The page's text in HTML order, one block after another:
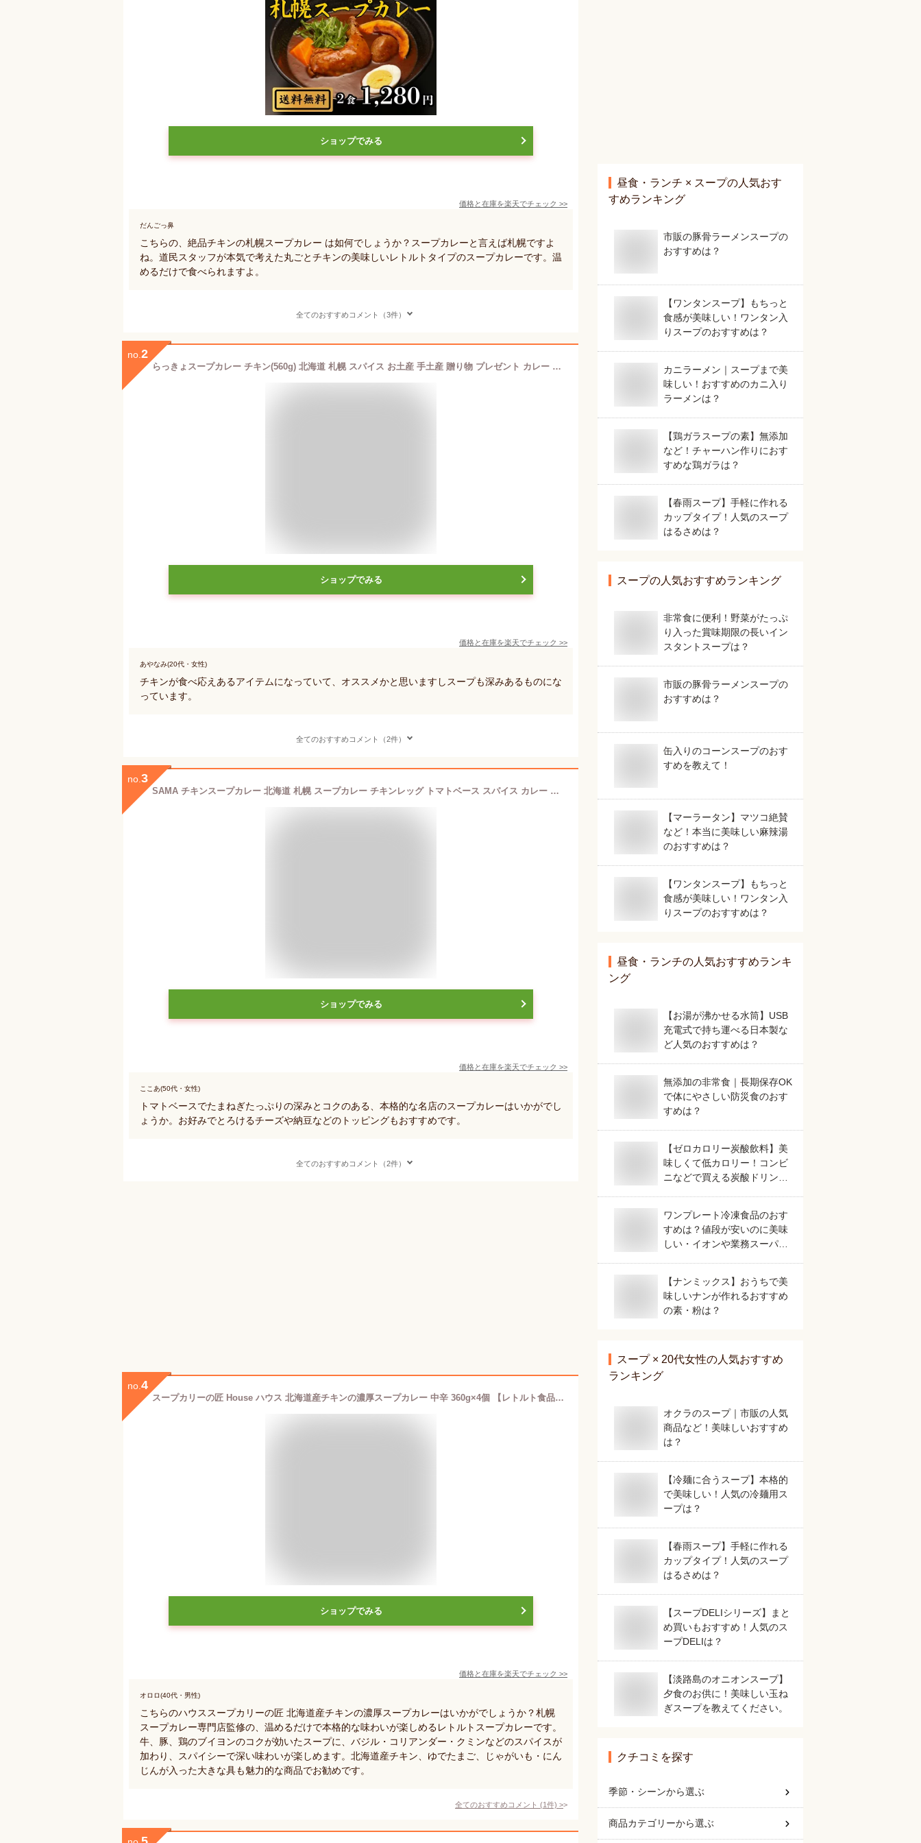
ショップでみる
価格と在庫を楽天でチェック >>
だんごっ鼻
こちらの、絶品チキンの札幌スープカレー は如何でしょうか？スープカレーと言えば札幌ですよ
ね。道民スタッフが本気で考えた丸ごとチキンの美味しいレトルトタイプのスープカレーです。温
めるだけで食べられますよ。
全てのおすすめコメント（3件）
no. 2
らっきょスープカレー チキン(560g) 北海道 札幌 スパイス お土産 手土産 贈り物 プレゼント カレー レトルト 人気店 お取り寄せ お取り寄せバレンタイン
ショップでみる
価格と在庫を楽天でチェック >>
あやなみ(20代・女性)
チキンが食べ応えあるアイテムになっていて、オススメかと思いますしスープも深みあるものにな
っています。
全てのおすすめコメント（2件）
no. 3
SAMA チキンスープカレー 北海道 札幌 スープカレー チキンレッグ トマトベース スパイス カレー レトルト お土産 手土産 贈り物 プレゼント ギフト 人気店 名店 お取り寄せバレンタイン
ショップでみる
価格と在庫を楽天でチェック >>
ここあ(50代・女性)
トマトベースでたまねぎたっぷりの深みとコクのある、本格的な名店のスープカレーはいかがでし
ょうか。お好みでとろけるチーズや納豆などのトッピングもおすすめです。
全てのおすすめコメント（2件）
no. 4
スープカリーの匠 House ハウス 北海道産チキンの濃厚スープカレー 中辛 360g×4個 【レトルト食品】【非常食】【たまご&amp;野菜入り】
ショップでみる
価格と在庫を楽天でチェック >>
オロロ(40代・男性)
こちらのハウススープカリーの匠 北海道産チキンの濃厚スープカレーはいかがでしょうか？札幌
スープカレー専門店監修の、温めるだけで本格的な味わいが楽しめるレトルトスープカレーです。
牛、豚、鶏のブイヨンのコクが効いたスープに、バジル・コリアンダー・クミンなどのスパイスが
加わり、スパイシーで深い味わいが楽しめます。北海道産チキン、ゆでたまご、じゃがいも・にん
じんが入った大きな具も魅力的な商品でお勧めです。
全てのおすすめコメント (1件) >
昼食・ランチ × スープの人気おす
すめランキング
市販の豚骨ラーメンスープの
おすすめは？
【ワンタンスープ】もちっと
食感が美味しい！ワンタン入
りスープのおすすめは？
カニラーメン｜スープまで美
味しい！おすすめのカニ入り
ラーメンは？
【鶏ガラスープの素】無添加
など！チャーハン作りにおす
すめな鶏ガラは？
【春雨スープ】手軽に作れる
カップタイプ！人気のスープ
はるさめは？
スープの人気おすすめランキング
非常食に便利！野菜がたっぷ
り入った賞味期限の長いイン
スタントスープは？
市販の豚骨ラーメンスープの
おすすめは？
缶入りのコーンスープのおす
すめを教えて！
【マーラータン】マツコ絶賛
など！本当に美味しい麻辣湯
のおすすめは？
【ワンタンスープ】もちっと
食感が美味しい！ワンタン入
りスープのおすすめは？
昼食・ランチの人気おすすめランキ
ング
【お湯が沸かせる水筒】USB
充電式で持ち運べる日本製な
ど人気のおすすめは？
無添加の非常食｜長期保存OK
で体にやさしい防災食のおす
すめは？
【ゼロカロリー炭酸飲料】美
味しくて低カロリー！コンビ
ニなどで買える炭酸ドリンク
ワンプレート冷凍食品のおす
すめは？値段が安いのに美味
しい・イオンや業務スーパー
【ナンミックス】おうちで美
味しいナンが作れるおすすめ
の素・粉は？
スープ × 20代女性の人気おすすめ
ランキング
オクラのスープ｜市販の人気
商品など！美味しいおすすめ
は？
【冷麺に合うスープ】本格的
で美味しい！人気の冷麺用ス
ープは？
【春雨スープ】手軽に作れる
カップタイプ！人気のスープ
はるさめは？
【スープDELIシリーズ】まと
め買いもおすすめ！人気のス
ープDELIは？
【淡路島のオニオンスープ】
夕食のお供に！美味しい玉ね
ぎスープを教えてください。
クチコミを探す
季節・シーンから選ぶ
商品カテゴリーから選ぶ